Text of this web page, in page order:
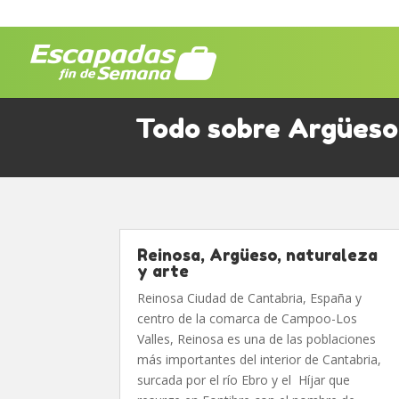
Todo sobre Argüeso
Reinosa, Argüeso, naturaleza
y arte
Reinosa Ciudad de Cantabria, España y
centro de la comarca de Campoo-Los
Valles, Reinosa es una de las poblaciones
más importantes del interior de Cantabria,
surcada por el río Ebro y el Híjar que